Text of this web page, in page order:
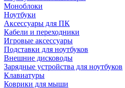
Моноблоки
Ноутбуки
Аксессуары для ПК
Кабели и переходники
Игровые аксессуары
Подставки для ноутбуков
Внешние дисководы
Зарядные устройства для ноутбуков
Клавиатуры
Коврики для мыши